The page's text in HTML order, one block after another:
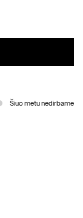
Šiuo metu nedirbame